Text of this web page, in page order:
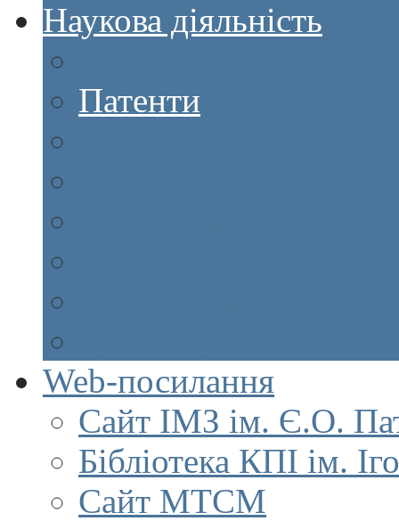
Наукова діяльність
Патенти
Web-посилання
Сайт ІМЗ ім. Є.О.
Бібліотека КПІ ім.
Сайт МТСМ